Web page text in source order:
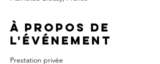
À propos de
l'événement
Prestation privée